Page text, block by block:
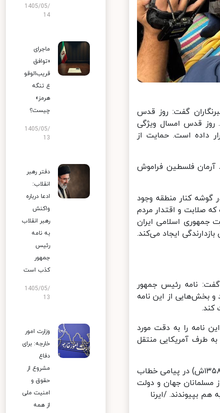
گفت: روز قدس
قدس امسال ویژگی
است. حمایت از
فلسطین فراموش
کنار منطقه وجود
صلابت و اقتدار مردم
اسلامی ایران
ایجاد می‌کند.
نامه رئیس جمهور
بخش‌هایی از این نامه
نامه را به دقت مورد
آمریکایی منتقل
امام خمینی(ره)، بنیانگذار انقلاب اسلامی ایران، ۱۳ رمضان ۱۳۹۹ق (۱۶ مرداد ۱۳۵۸ش) در پیامی خطاب
جهان و دولت
بپیوندند. /ایرنا
1405/05/
14
ماجرای
«توافق
قریب‌الوقو
ع تنگه
هرمز»
چیست؟
1405/05/
13
دفتر رهبر
انقلاب:
ادعا درباره
واکنش
رهبر انقلاب
به نامه
رئیس
جمهور
کذب است
1405/05/
13
وزارت امور
خارجه: برای
دفاع
مشروع از
حقوق و
امنیت ملی
از همه